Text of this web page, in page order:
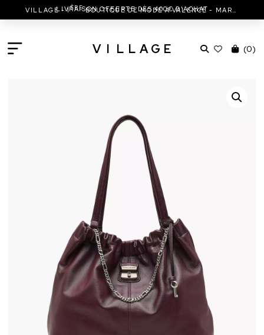
VILLAGE - 1ÈREBOUTIQUE DE MODE À VALENCE - MARC JACOBS - ISABEL MARANT & MORE
LIVRAISON OFFERTE DÈS 400€ D'ACHAT
V I L L A G E (0)